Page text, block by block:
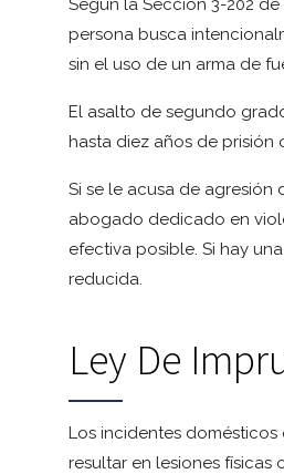
Según la Sección 3-202
persona busca
sin el uso de un arma de
El asalto de segundo
hasta diez años de prisión
Si se le acusa de
abogado dedicado en
efectiva posible. Si hay
reducida.
Ley De
Los incidentes
resultar en lesiones